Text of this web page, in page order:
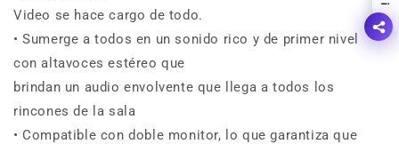
Video se hace cargo de todo.
• Sumerge a todos en un sonido rico y de primer nivel
con altavoces estéreo que
brindan un audio envolvente que llega a todos los
rincones de la sala
• Compatible con doble monitor, lo que garantiza que
!